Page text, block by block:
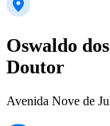
Oswaldo
Doutor
Avenida Nove de